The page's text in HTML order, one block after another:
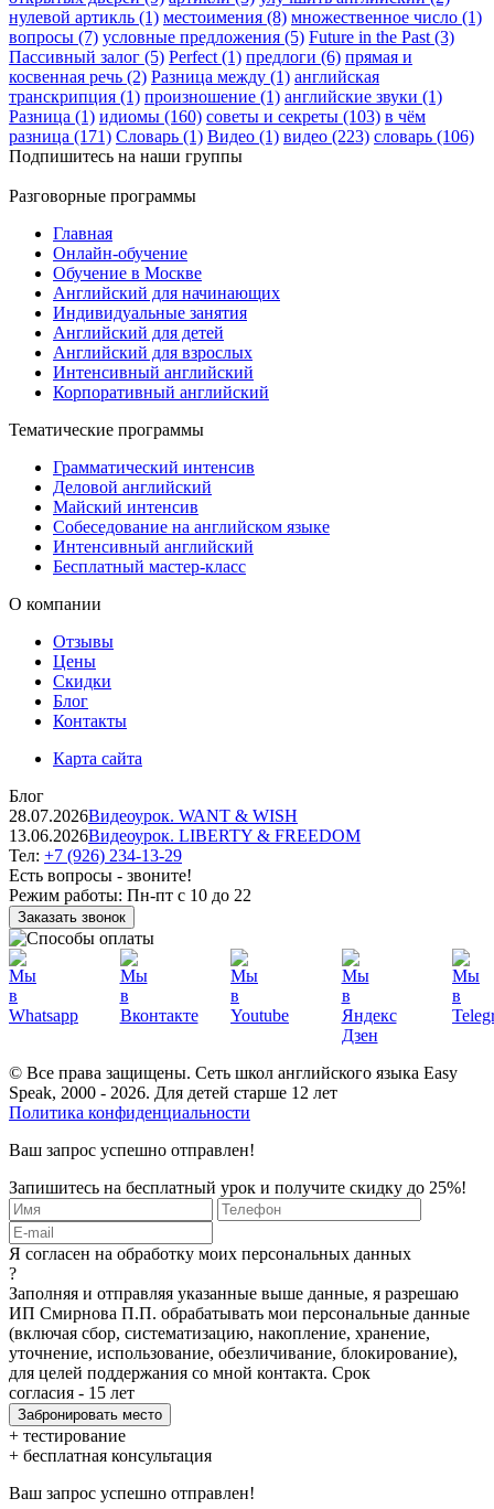
нулевой артикль (1) местоимения (8) множественное число (1)
вопросы (7) условные предложения (5) Future in the Past (3)
Пассивный залог (5) Perfect (1) предлоги (6) прямая и
косвенная речь (2) Разница между (1) английская
транскрипция (1) произношение (1) английские звуки (1)
Разница (1) идиомы (160) советы и секреты (103) в чём
разница (171) Словарь (1) Видео (1) видео (223) словарь (106)
Подпишитесь на наши группы
Разговорные программы
Главная
Онлайн-обучение
Обучение в Москве
Английский для начинающих
Индивидуальные занятия
Английский для детей
Английский для взрослых
Интенсивный английский
Корпоративный английский
Тематические программы
Грамматический интенсив
Деловой английский
Майский интенсив
Собеседование на английском языке
Интенсивный английский
Бесплатный мастер-класс
О компании
Отзывы
Цены
Скидки
Блог
Контакты
Карта сайта
Блог
28.07.2026Видеоурок. WANT & WISH
13.06.2026Видеоурок. LIBERTY & FREEDOM
Тел: +7 (926) 234-13-29
Есть вопросы - звоните!
Режим работы: Пн-пт с 10 до 22
Заказать звонок
© Все права защищены. Сеть школ английского языка Easy
Speak, 2000 - 2026. Для детей старше 12 лет
Политика конфиденциальности
Ваш запрос успешно отправлен!
Запишитесь на бесплатный урок и получите скидку до 25%!
Я согласен на обработку моих персональных данных
?
Заполняя и отправляя указанные выше данные, я разрешаю
ИП Смирнова П.П. обрабатывать мои персональные данные
(включая сбор, систематизацию, накопление, хранение,
уточнение, использование, обезличивание, блокирование),
для целей поддержания со мной контакта. Срок
согласия - 15 лет
+ тестирование
+ бесплатная консультация
Ваш запрос успешно отправлен!